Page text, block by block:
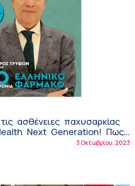
ασθένειες παχυσαρκίας
Next Generation! Πως
η Ergo, η NN και η3 Οκτωβρίου, 2023